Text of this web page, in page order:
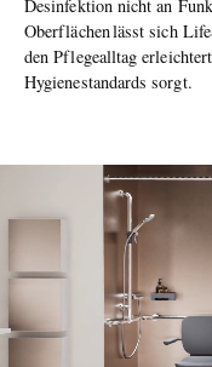
Desinfektion nicht an
Oberflächen lässt sich
den Pflegealltag
Hygienestandards sorgt.